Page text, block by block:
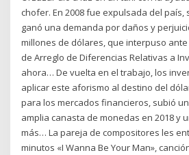
chofer. En 2008 fue expulsada del
ganó una demanda por daños y
millones de dólares, que interpuso
de Arreglo de Diferencias Relativas a
ahora… De vuelta en el trabajo, los
aplicar este aforismo al destino del
para los mercados financieros, subió
amplia canasta de monedas en 2018 y
más… La pareja de compositores les
minutos «I Wanna Be Your Man»,